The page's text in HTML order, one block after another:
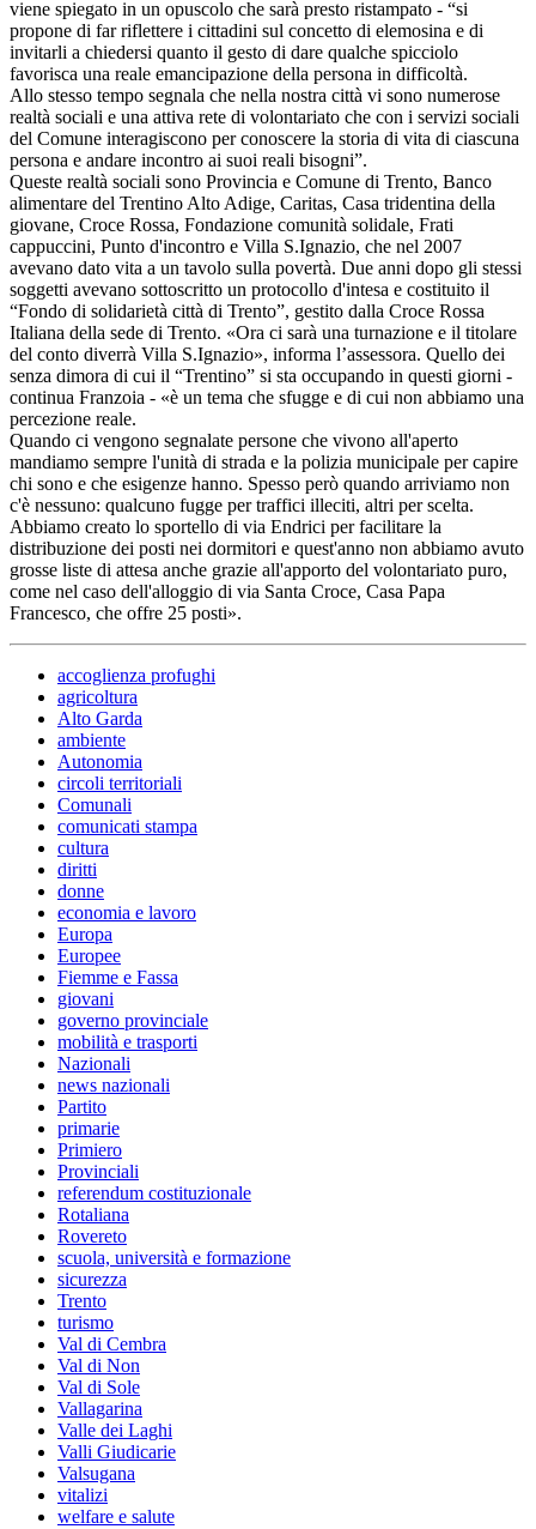
viene spiegato in un opuscolo che sarà presto ristampato - “si
propone di far riflettere i cittadini sul concetto di elemosina e di
invitarli a chiedersi quanto il gesto di dare qualche spicciolo
favorisca una reale emancipazione della persona in difficoltà.
Allo stesso tempo segnala che nella nostra città vi sono numerose
realtà sociali e una attiva rete di volontariato che con i servizi sociali
del Comune interagiscono per conoscere la storia di vita di ciascuna
persona e andare incontro ai suoi reali bisogni”.
Queste realtà sociali sono Provincia e Comune di Trento, Banco
alimentare del Trentino Alto Adige, Caritas, Casa tridentina della
giovane, Croce Rossa, Fondazione comunità solidale, Frati
cappuccini, Punto d'incontro e Villa S.Ignazio, che nel 2007
avevano dato vita a un tavolo sulla povertà. Due anni dopo gli stessi
soggetti avevano sottoscritto un protocollo d'intesa e costituito il
“Fondo di solidarietà città di Trento”, gestito dalla Croce Rossa
Italiana della sede di Trento. «Ora ci sarà una turnazione e il titolare
del conto diverrà Villa S.Ignazio», informa l’assessora. Quello dei
senza dimora di cui il “Trentino” si sta occupando in questi giorni -
continua Franzoia - «è un tema che sfugge e di cui non abbiamo una
percezione reale.
Quando ci vengono segnalate persone che vivono all'aperto
mandiamo sempre l'unità di strada e la polizia municipale per capire
chi sono e che esigenze hanno. Spesso però quando arriviamo non
c'è nessuno: qualcuno fugge per traffici illeciti, altri per scelta.
Abbiamo creato lo sportello di via Endrici per facilitare la
distribuzione dei posti nei dormitori e quest'anno non abbiamo avuto
grosse liste di attesa anche grazie all'apporto del volontariato puro,
come nel caso dell'alloggio di via Santa Croce, Casa Papa
Francesco, che offre 25 posti».
accoglienza profughi
agricoltura
Alto Garda
ambiente
Autonomia
circoli territoriali
Comunali
comunicati stampa
cultura
diritti
donne
economia e lavoro
Europa
Europee
Fiemme e Fassa
giovani
governo provinciale
mobilità e trasporti
Nazionali
news nazionali
Partito
primarie
Primiero
Provinciali
referendum costituzionale
Rotaliana
Rovereto
scuola, università e formazione
sicurezza
Trento
turismo
Val di Cembra
Val di Non
Val di Sole
Vallagarina
Valle dei Laghi
Valli Giudicarie
Valsugana
vitalizi
welfare e salute